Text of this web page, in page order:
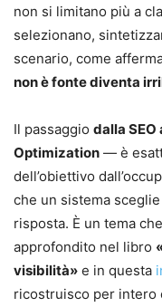
non si limitano più a
selezionano,
scenario, come
non è fonte diventa
Il passaggio dalla SEO
Optimization — è
dell’obiettivo
che un sistema
risposta. È un tema
approfondito nel libro
visibilità» e in questa
ricostruisco per intero